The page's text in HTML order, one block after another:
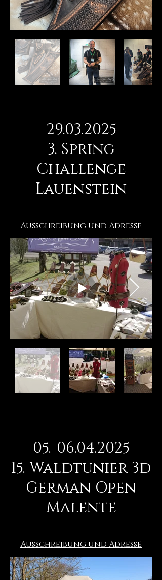
29.03.2025
3. Spring
Challenge
Lauenstein
Ausschreibung und Adresse
05.-06.04.2025
15. Waldtunier 3d
German Open
Malente
Ausschreibung und Adresse